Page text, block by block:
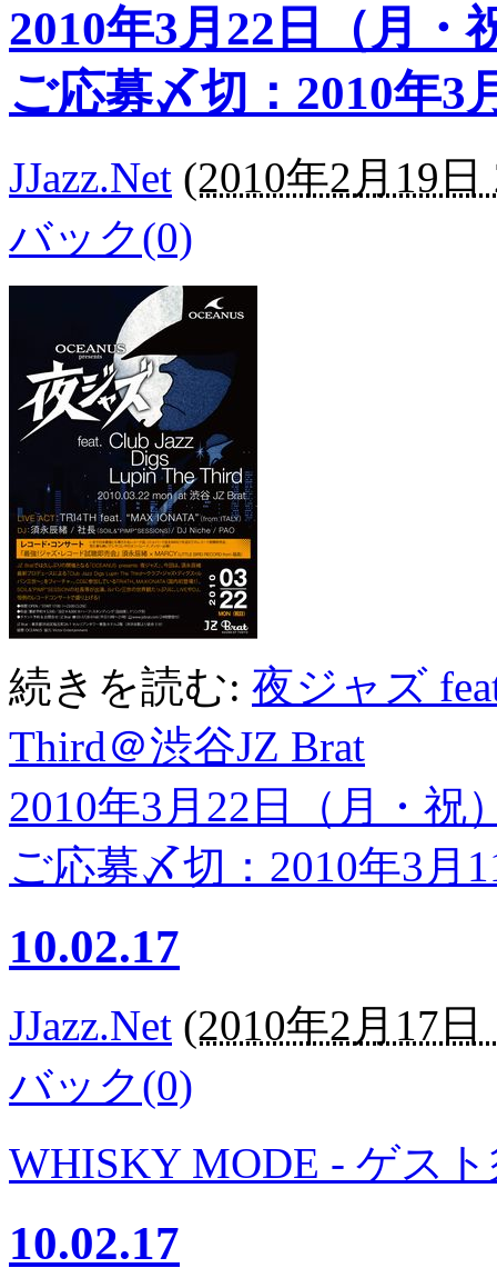
2010年3月22日（月・
ご応募〆切：2010年3
JJazz.Net (2010年2月19日
バック(0)
続きを読む: 夜ジャズ
Third＠渋谷JZ Brat
2010年3月22日（月・祝
ご応募〆切：2010年3月
10.02.17
JJazz.Net (2010年2月17日
バック(0)
WHISKY MODE - ゲス
10.02.17